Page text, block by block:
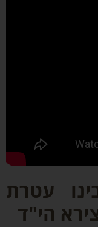
עטרת
הי"ד